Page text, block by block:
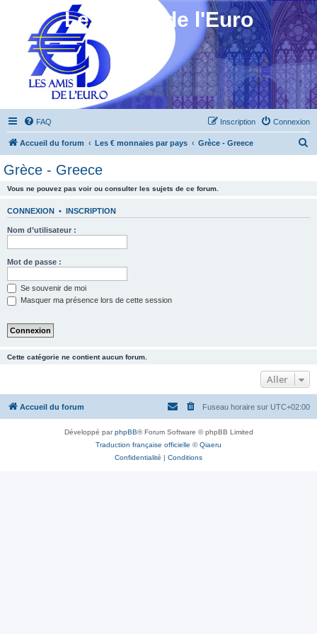
Les Amis de l'Euro
FAQ Connexion
Inscription
Accueil du forum Les € monnaies par pays Grèce - Greece
Grèce - Greece
Vous ne pouvez pas voir ou consulter les sujets de ce forum.
CONNEXION • INSCRIPTION
Nom d’utilisateur :
Mot de passe :
Se souvenir de moi
Masquer ma présence lors de cette session
Cette catégorie ne contient aucun forum.
Aller
Accueil du forum Fuseau horaire sur UTC+02:00
Développé parphpBB® Forum Software © phpBB Limited
Traduction française officielle ©Qiaeru
Confidentialité | Conditions